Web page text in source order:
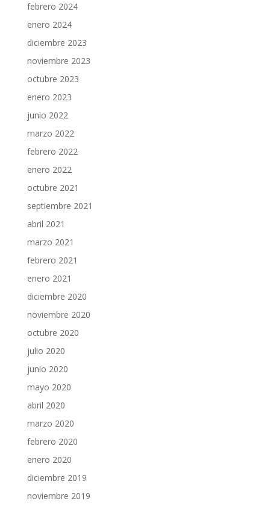
febrero 2024
enero 2024
diciembre 2023
noviembre 2023
octubre 2023
enero 2023
junio 2022
marzo 2022
febrero 2022
enero 2022
octubre 2021
septiembre 2021
abril 2021
marzo 2021
febrero 2021
enero 2021
diciembre 2020
noviembre 2020
octubre 2020
julio 2020
junio 2020
mayo 2020
abril 2020
marzo 2020
febrero 2020
enero 2020
diciembre 2019
noviembre 2019